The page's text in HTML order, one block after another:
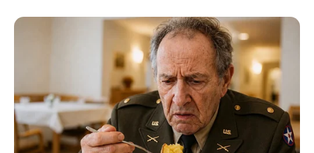
Eintrittspreis: Freier Eintritt
Hotel für diese Veranstaltung buchen
Fête de la Musique Hannover
La Fête de la Musique, dieses inzwischen sehr
bekannte Fest der Straßenmusik, findet alljährlich